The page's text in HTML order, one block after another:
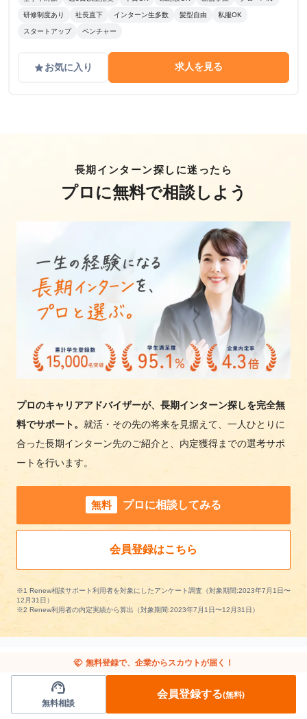
研修制度あり 社長直下 インターン生多数 髪型自由 私服OK
スタートアップ ベンチャー
gradeお気に入り 求人を見る
長期インターン探しに迷ったら
プロに無料で相談しよう
プロのキャリアアドバイザーが、長期インターン探しを完全無
料でサポート。 就活・その先の将来を見据えて、一人ひとりに
合った長期インターン先のご紹介と、内定獲得までの選考サポ
ートを行います。
無料 プロに相談してみる
会員登録はこちら
※1 Renew相談サポート利用者を対象にしたアンケート調査（対象期間:2023年7月1日〜
12月31日）
※2 Renew利用者の内定実績から算出（対象期間:2023年7月1日〜12月31日）
飲食の長期インターンを条件で絞り込む
handshake 無料登録で、企業からスカウトが届く！
support_agent
無料相談
会員登録する(無料)